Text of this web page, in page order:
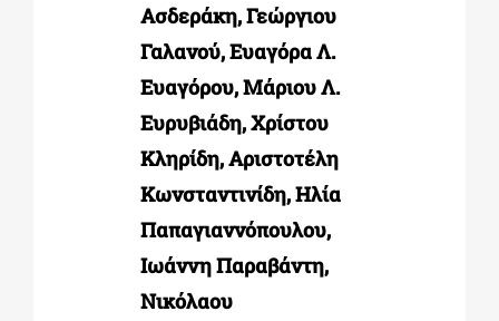
Ασδεράκη, Γεώργιου
Γαλανού, Ευαγόρα Λ.
Ευαγόρου, Μάριου Λ.
Ευρυβιάδη, Χρίστου
Κληρίδη, Αριστοτέλη
Κωνσταντινίδη, Ηλία
Παπαγιαννόπουλου,
Ιωάννη Παραβάντη,
Νικόλαου